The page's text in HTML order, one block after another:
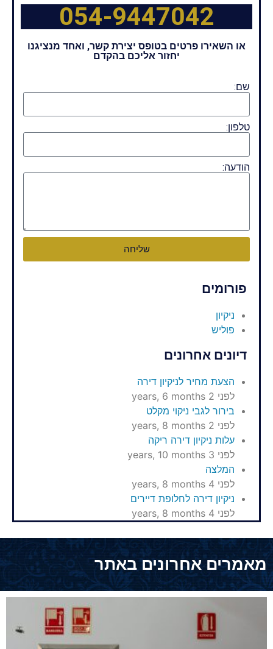
054-9447042
או השאירו פרטים בטופס יצירת קשר, ואחד מנציגנו
יחזור אליכם בהקדם
שם:
טלפון:
הודעה:
שליחה
פורומים
ניקיון
פוליש
דיונים אחרונים
הצעת מחיר לניקיון דירה
לפני 2 years, 6 months
בירור לגבי ניקוי מקלט
לפני 2 years, 8 months
עלות ניקיון דירה ריקה
לפני 3 years, 10 months
המלצה
לפני 4 years, 8 months
ניקיון דירה לחלופת דיירים
לפני 4 years, 8 months
מאמרים אחרונים באתר